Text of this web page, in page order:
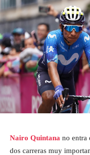
Nairo Quintana no entra
dos carreras muy